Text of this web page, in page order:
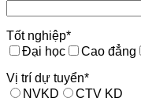
Tốt nghiệp*
Đại học
Cao đẳng
Vị trí dự tuyển*
NVKD
CTV KD